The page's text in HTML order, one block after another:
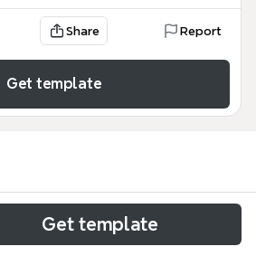
Share Report
Get template
Get template